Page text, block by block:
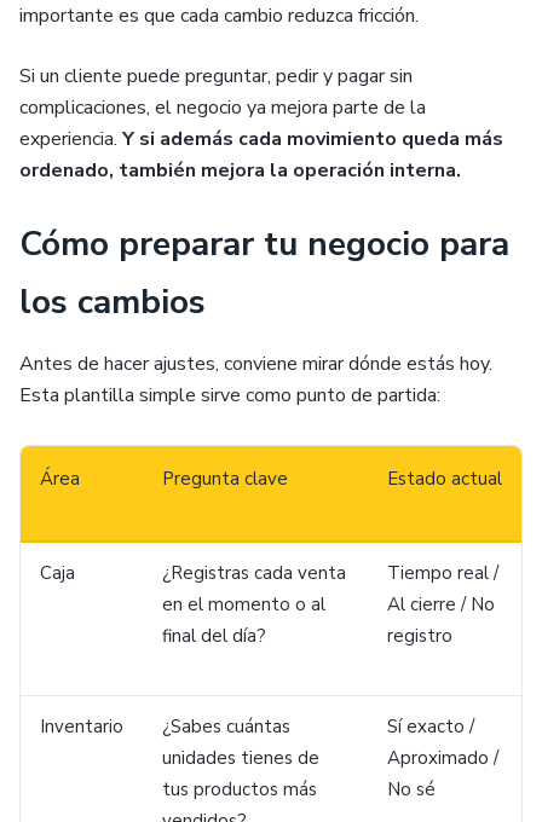
importante es que cada cambio reduzca fricción.
Si un cliente puede preguntar, pedir y pagar sin
complicaciones, el negocio ya mejora parte de la
experiencia. Y si además cada movimiento queda más
ordenado, también mejora la operación interna.
Cómo preparar tu negocio para
los cambios
Antes de hacer ajustes, conviene mirar dónde estás hoy.
Esta plantilla simple sirve como punto de partida:
Área Pregunta clave Estado actual
Caja
¿Registras cada venta
en el momento o al
final del día?
Tiempo real /
Al cierre / No
registro
Inventario
¿Sabes cuántas
unidades tienes de
tus productos más
Sí exacto /
Aproximado /
No sé